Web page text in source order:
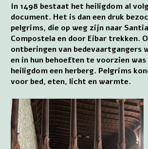
In 1498 bestaat het heiligdom al
document. Het is dan een druk
pelgrims, die op weg zijn naar
Compostela en door Eibar trekken.
ontberingen van bedevaartgangers
en in hun behoeften te voorzien
heiligdom een herberg. Pelgrims
voor bed, eten, licht en warmte.